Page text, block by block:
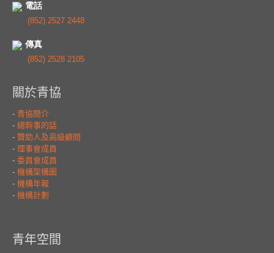
電話
(852) 2527 2448
傳真
(852) 2528 2105